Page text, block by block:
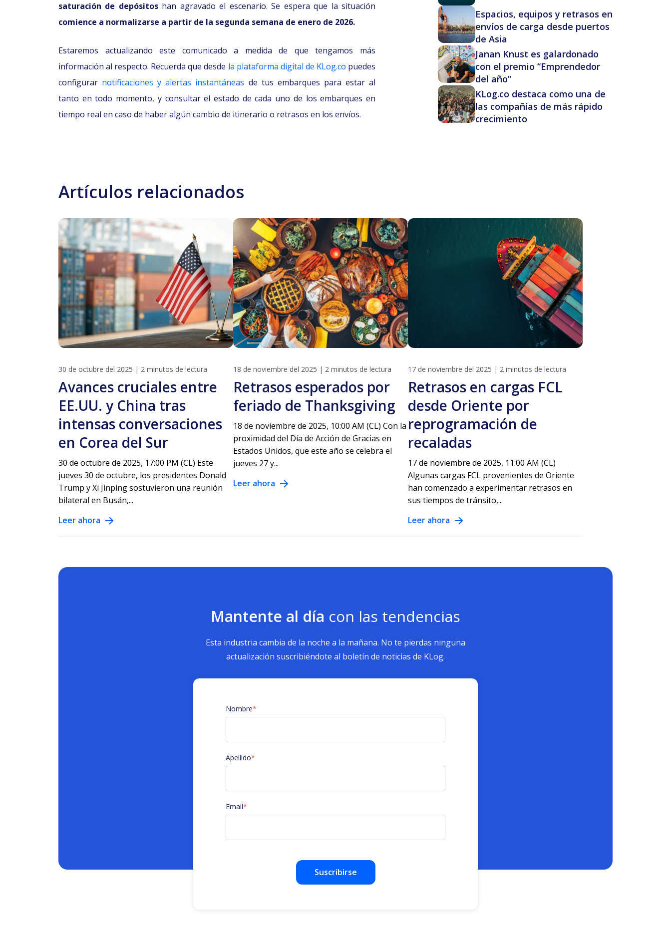
saturación de depósitoshan agravado el escenario. Se espera que la situación
comience a normalizarse a partir de la segunda semana de enero de 2026.
Estaremos actualizando este comunicado a medida de que tengamos más
información al respecto. Recuerda que desde la plataforma digital de KLog.co puedes
configurar notificaciones y alertas instantáneas de tus embarques para estar al
tanto en todo momento, y consultar el estado de cada uno de los embarques en
tiempo real en caso de haber algún cambio de itinerario o retrasos en los envíos.
Espacios, equipos y retrasos en
envíos de carga desde puertos
de Asia
Janan Knust es galardonado
con el premio “Emprendedor
del año”
KLog.co destaca como una de
las compañías de más rápido
crecimiento
Artículos relacionados
30 de octubre del 2025 | 2 minutos de lectura
Avances cruciales entre
EE.UU. y China tras
intensas conversaciones
en Corea del Sur
30 de octubre de 2025, 17:00 PM (CL) Este
jueves 30 de octubre, los presidentes Donald
Trump y Xi Jinping sostuvieron una reunión
bilateral en Busán,...
Leer ahora
18 de noviembre del 2025 | 2 minutos de lectura
Retrasos esperados por
feriado de Thanksgiving
18 de noviembre de 2025, 10:00 AM (CL) Con la
proximidad del Día de Acción de Gracias en
Estados Unidos, que este año se celebra el
jueves 27 y...
Leer ahora
17 de noviembre del 2025 | 2 minutos de lectura
Retrasos en cargas FCL
desde Oriente por
reprogramación de
recaladas
17 de noviembre de 2025, 11:00 AM (CL)
Algunas cargas FCL provenientes de Oriente
han comenzado a experimentar retrasos en
sus tiempos de tránsito,...
Leer ahora
Mantente al día con las tendencias
Esta industria cambia de la noche a la mañana. No te pierdas ninguna
actualización suscribiéndote al boletín de noticias de KLog.
Nombre*
Apellido*
Email*